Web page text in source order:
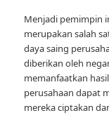
Menjadi pemimpin
merupakan salah
daya saing
diberikan oleh
memanfaatkan
perusahaan dapat
mereka ciptakan